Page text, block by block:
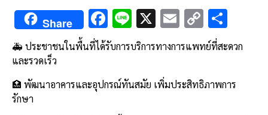
Share F
ac
e
o
Li
n
e
X E
ai
C
o
py
Li
n
ar
🚑 ประชาชนในพื้นที่ได้รับการบริการทางการแพทย์ที่สะดวก
และรวดเร็ว
🏥 พัฒนาอาคารและอุปกรณ์ทันสมัย เพิ่มประสิทธิภาพการ
รักษา